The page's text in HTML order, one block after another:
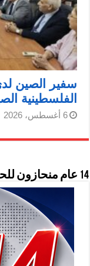
سفير الصين
الفلسطينية
6 أغسطس، 2026
14 عام منحازون للحقيقة …